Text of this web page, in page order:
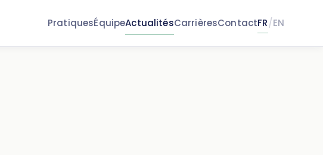
PratiquesÉquipeActualitésCarrièresContactFR/EN